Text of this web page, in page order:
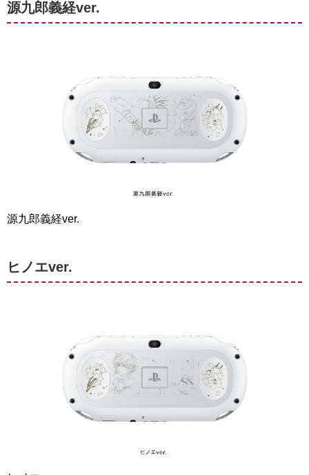
源九郎義経ver.
源九郎義経ver.
ヒノエver.